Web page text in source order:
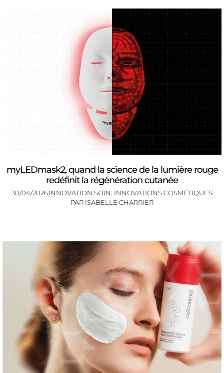
myLEDmask2, quand la science de la lumière rouge
redéfinit la régénération cutanée
30/04/2026INNOVATION SOIN INNOVATIONS COSMÉTIQUES
PAR ISABELLE CHARRIER